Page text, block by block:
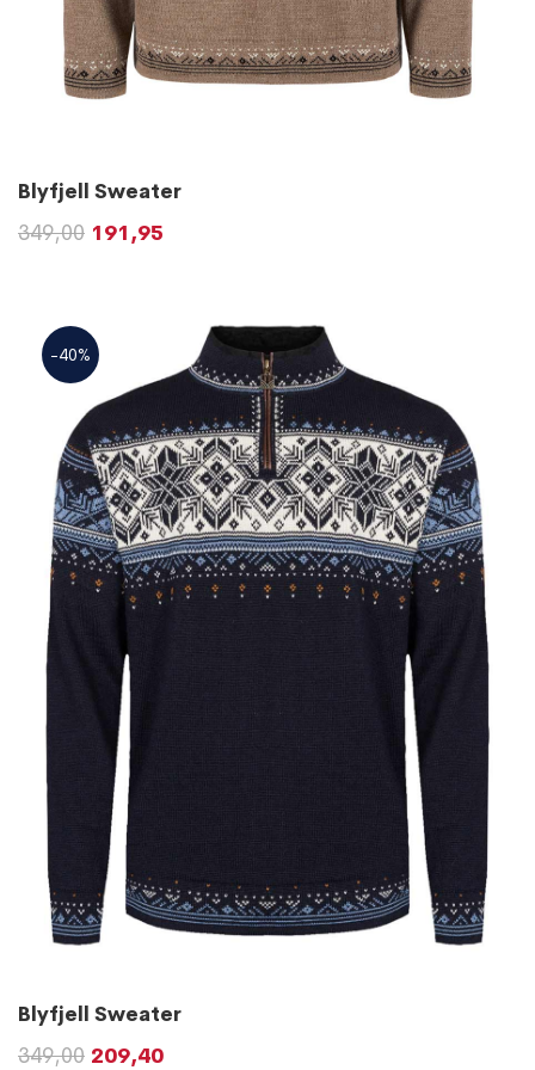
Blyfjell Sweater
349,00 191,95
-40%
Blyfjell Sweater
349,00 209,40